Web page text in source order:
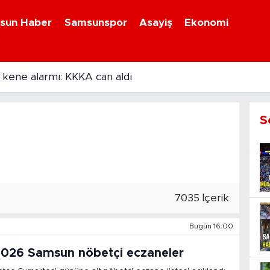
Haber Samsunspor Asayiş
Ekonomi
kene alarmı: KKKA can aldı
7035 İçerik
Bugün 16:00
Samsun nöbetçi eczaneler